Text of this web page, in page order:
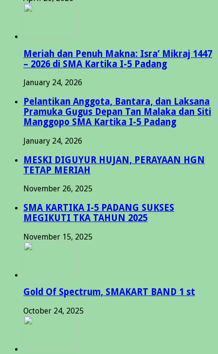
Meriah dan Penuh Makna: Isra’ Mikraj 1447
– 2026 di SMA Kartika I-5 Padang
January 24, 2026
Pelantikan Anggota, Bantara, dan Laksana
Pramuka Gugus Depan Tan Malaka dan Siti
Manggopo SMA Kartika I-5 Padang
January 24, 2026
MESKI DIGUYUR HUJAN, PERAYAAN HGN
TETAP MERIAH
November 26, 2025
SMA KARTIKA I-5 PADANG SUKSES
MEGIKUTI TKA TAHUN 2025
November 15, 2025
Gold Of Spectrum, SMAKART BAND 1 st
October 24, 2025